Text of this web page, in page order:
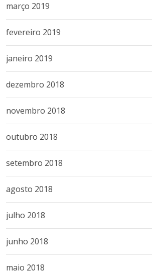
março 2019
fevereiro 2019
janeiro 2019
dezembro 2018
novembro 2018
outubro 2018
setembro 2018
agosto 2018
julho 2018
junho 2018
maio 2018